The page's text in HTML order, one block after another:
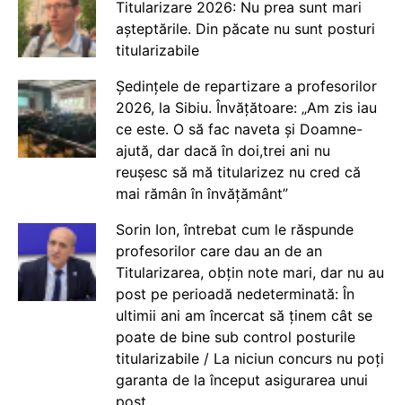
Titularizare 2026: Nu prea sunt mari
așteptările. Din păcate nu sunt posturi
titularizabile
Ședințele de repartizare a profesorilor
2026, la Sibiu. Învățătoare: „Am zis iau
ce este. O să fac naveta și Doamne-
ajută, dar dacă în doi,trei ani nu
reușesc să mă titularizez nu cred că
mai rămân în învățământ”
Sorin Ion, întrebat cum le răspunde
profesorilor care dau an de an
Titularizarea, obțin note mari, dar nu au
post pe perioadă nedeterminată: În
ultimii ani am încercat să ținem cât se
poate de bine sub control posturile
titularizabile / La niciun concurs nu poți
garanta de la început asigurarea unui
post